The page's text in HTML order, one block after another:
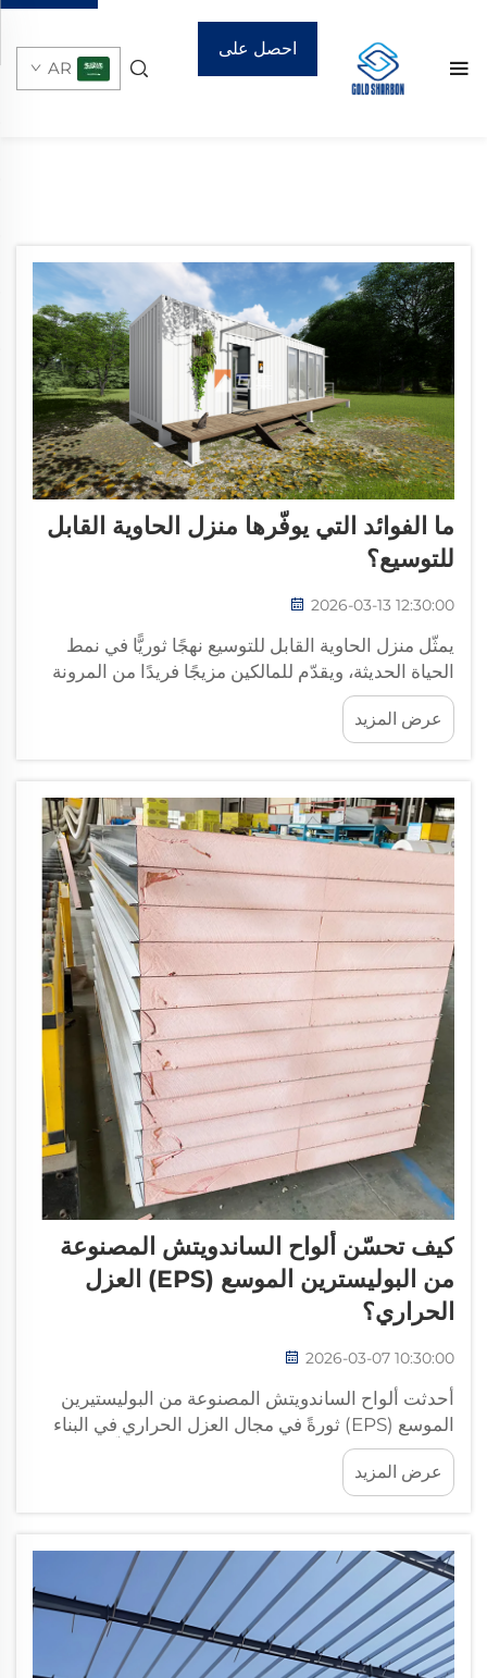
احصل على
AR
ما الفوائد التي يوفّرها منزل الحاوية القابل
للتوسيع؟
2026-03-13 12:30:00
يمثّل منزل الحاوية القابل للتوسيع نهجًا ثوريًّا في نمط
الحياة الحديثة، ويقدّم للمالكين مزيجًا فريدًا من المرونة
والتكلفة المعقولة والتصميم المستدام. وتُحوّل هذه
الهياكل المبتكرة حاويات الشحن التقليدية...
عرض المزيد
كيف تحسّن ألواح الساندويتش المصنوعة
من البوليسترين الموسع (EPS) العزل
الحراري؟
2026-03-07 10:30:00
أحدثت ألواح الساندويتش المصنوعة من البوليستيرين
الموسع (EPS) ثورةً في مجال العزل الحراري في البناء
الحديث، من خلال إنشاء نظام حاجزٍ متطوّرٍ يقلّل بشكلٍ
كبيرٍ انتقال الحرارة بين البيئتين الداخلية والخارجية.
وتستخدم هذه المكونات البنائية المصممة بدقة...
عرض المزيد